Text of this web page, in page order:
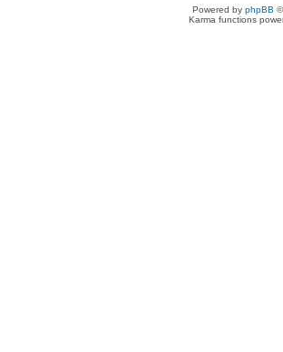
Powered by phpBB
Karma functions